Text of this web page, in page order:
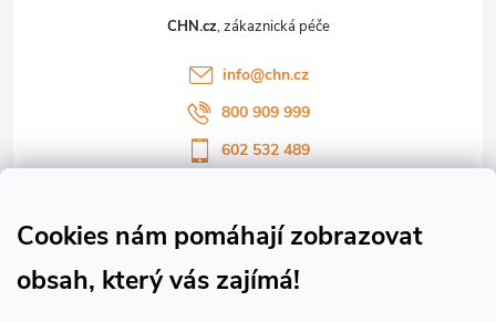
Cookies nám pomáhají zobrazovat
obsah, který vás zajímá!
CHN.cz
info@chn.cz
800 909 999
602 532 489
Sledujte náš vlog CHN_CZ